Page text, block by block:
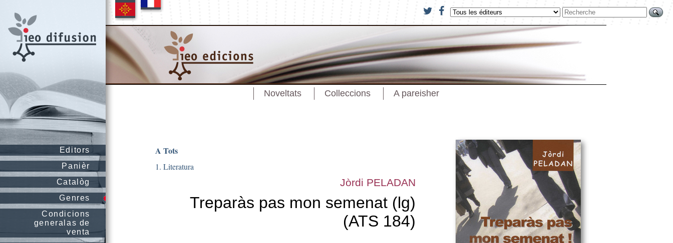
Editors
Panièr
Catalòg
Genres
Condicions
generalas de
venta
Noveltats Colleccions A pareisher
A Tots
1. Literatura
Jòrdi PELADAN
Treparàs pas mon semenat (lg)
(ATS 184)